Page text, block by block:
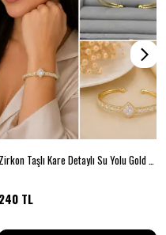
Zirkon Taşlı Kare Detaylı Su Yolu Gold Kelepçe Bileklik
240 TL